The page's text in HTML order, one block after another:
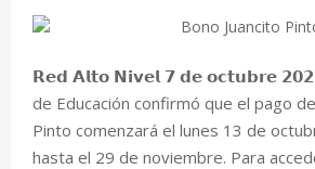
𝗥𝗲𝗱 𝗔𝗹𝘁𝗼 𝗡𝗶𝘃𝗲𝗹 𝟳 𝗱𝗲 𝗼𝗰𝘁𝘂𝗯𝗿𝗲
de Educación confirmó que el pago
Pinto comenzará el lunes 13 de
hasta el 29 de noviembre. Para